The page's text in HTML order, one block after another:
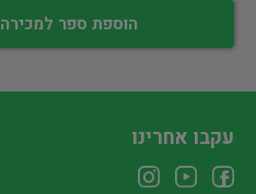
הוספת ספר למכירה
עקבו אחרינו